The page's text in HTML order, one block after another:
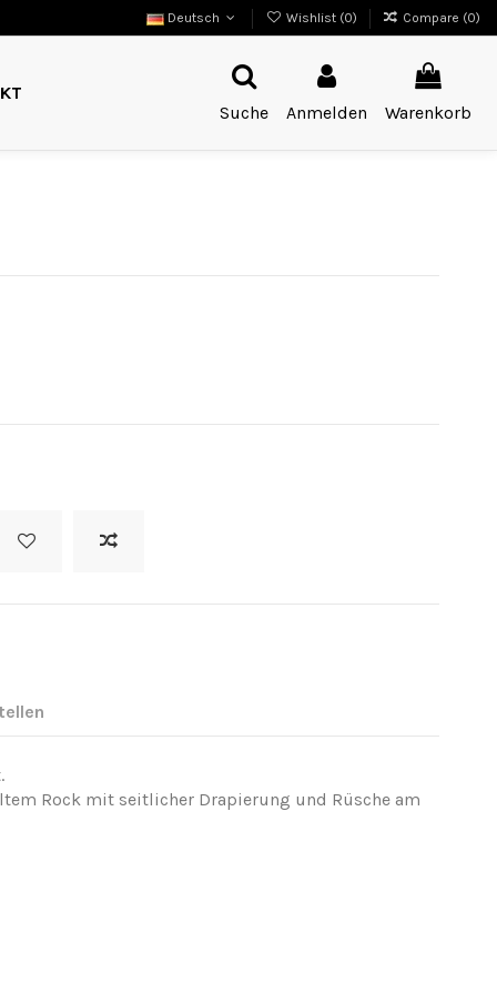
Deutsch Wishlist (0) Compare (0)
Suche
Anmelden Warenkorb
Rock mit seitlicher Drapierung und Rüsche am